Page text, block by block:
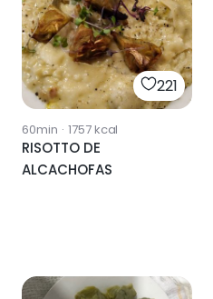
221
60min · 1757kcal
RISOTTO DE
ALCACHOFAS